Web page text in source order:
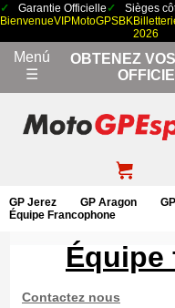
Garantie Officielle Sièges
BienvenueVIPMotoGPSBK
2026
Menú
☰
OBTENEZ
GP Jerez GP Aragon
Équipe Francophone
Équipe
Contactez nous